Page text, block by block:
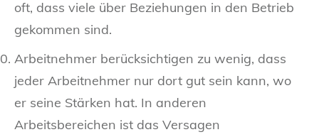
oft, dass viele über Beziehungen in den Betrieb
gekommen sind.
Arbeitnehmer berücksichtigen zu wenig, dass
jeder Arbeitnehmer nur dort gut sein kann, wo
er seine Stärken hat. In anderen
Arbeitsbereichen ist das Versagen